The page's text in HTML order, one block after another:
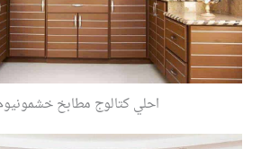
احلي كتالوج مطابخ